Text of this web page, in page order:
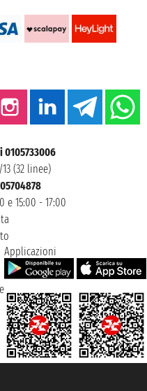
(32 linee)
e 15:00 - 17:00
Applicazioni